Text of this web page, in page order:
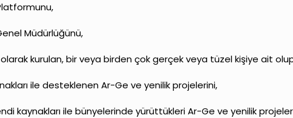
Müdürlüğünü,
kurulan, bir veya birden çok gerçek veya tüzel kişiye ait
ile desteklenen Ar-Ge ve yenilik projelerini,
kaynakları ile bünyelerinde yürüttükleri Ar-Ge ve yenilik